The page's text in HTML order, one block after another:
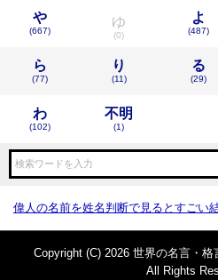
や
(667)
ゆ
(0)
よ
(487)
ら
(77)
り
(11)
る
(29)
わ
(102)
不明
(1)
偉人の名前を姓名判断で見るとすごい
Copyright (C) 2026 世界の名言・
All Rights